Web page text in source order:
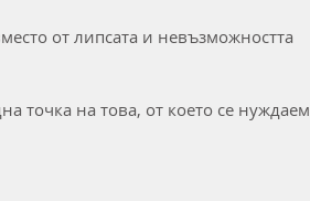
от липсата и невъзможността
точка на това, от което се нуждаем